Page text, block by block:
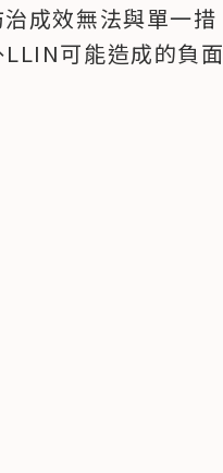
成效無法與單一措
可能造成的負面